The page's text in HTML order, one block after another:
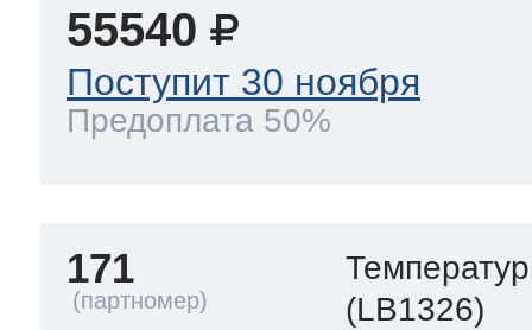
55540
Поступит 30 ноября
Предоплата 50%
171
(LB1326)